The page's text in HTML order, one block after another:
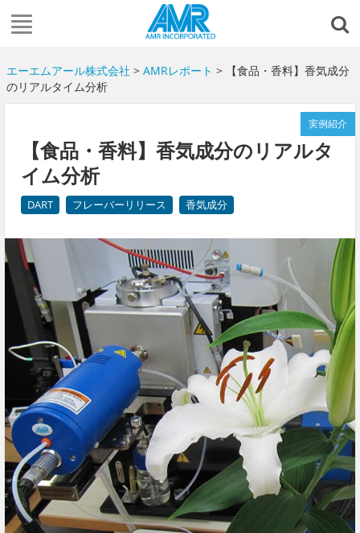
エーエムアール株式会社 > AMRレポート > 【食品・香料】香気成分
のリアルタイム分析
実例紹介
【食品・香料】香気成分のリアルタ
イム分析
DART フレーバーリリース 香気成分